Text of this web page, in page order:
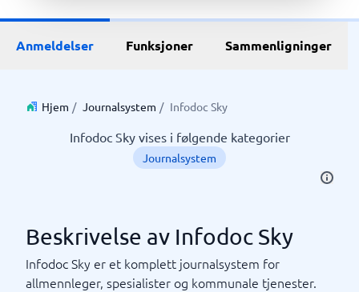
Anmeldelser Funksjoner Sammenligninger
Hjem / Journalsystem / Infodoc Sky
Infodoc Sky vises i følgende kategorier
Journalsystem
Beskrivelse av Infodoc Sky
Infodoc Sky er et komplett journalsystem for
allmennleger, spesialister og kommunale tjenester.